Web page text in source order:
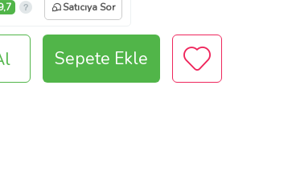
Satıcıya Sor
Sepete Ekle